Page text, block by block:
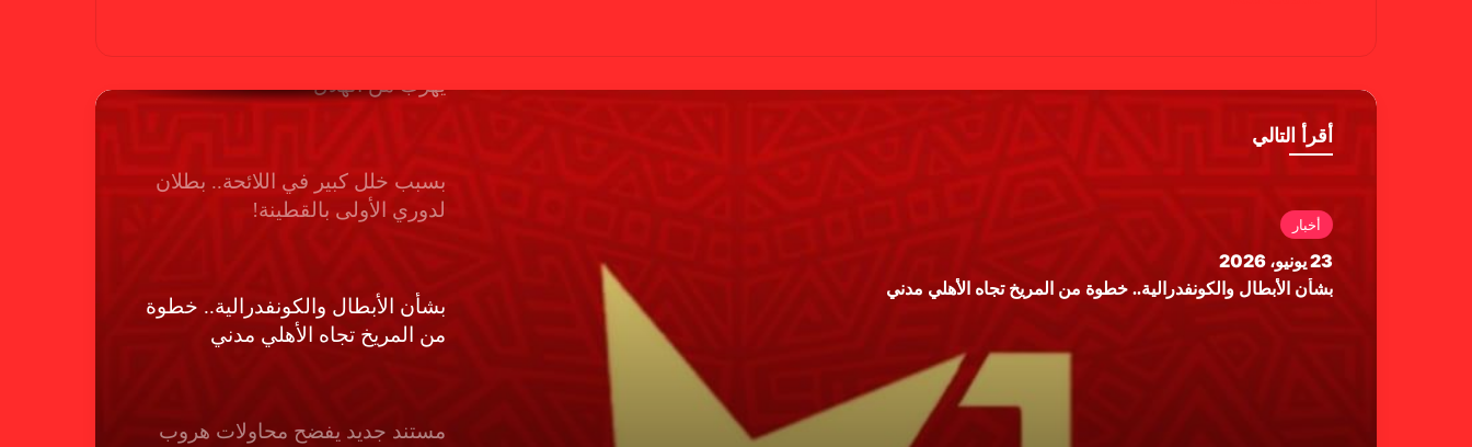
أقرأ التالي
أخبار
23 يونيو، 2026
بشأن الأبطال والكونفدرالية.. خطوة من المريخ تجاه الأهلي مدني
بسبب “الصفر الدولي” .. ريجيكامب
يهرب من الهلال
بسبب خلل كبير في اللائحة.. بطلان
لدوري الأولى بالقطينة!
بشأن الأبطال والكونفدرالية.. خطوة
من المريخ تجاه الأهلي مدني
مستند جديد يفضح محاولات هروب